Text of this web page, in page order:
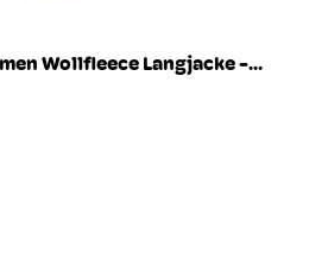
Wollfleece Langjacke -...